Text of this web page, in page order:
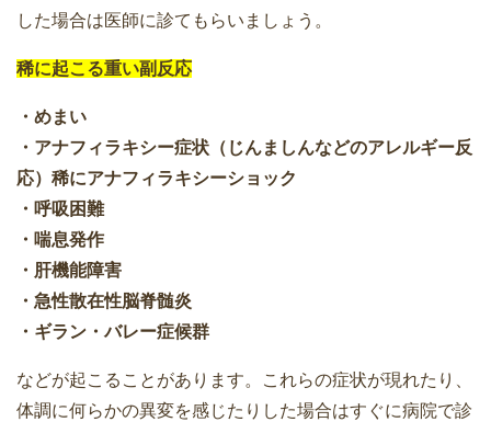
した場合は医師に診てもらいましょう。
稀に起こる重い副反応
・めまい
・アナフィラキシー症状（じんましんなどのアレルギー反
応）稀にアナフィラキシーショック
・呼吸困難
・喘息発作
・肝機能障害
・急性散在性脳脊髄炎
・ギラン・バレー症候群
などが起こることがあります。これらの症状が現れたり、
体調に何らかの異変を感じたりした場合はすぐに病院で診